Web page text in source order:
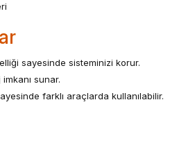
sayesinde sisteminizi korur.
sunar.
farklı araçlarda kullanılabilir.